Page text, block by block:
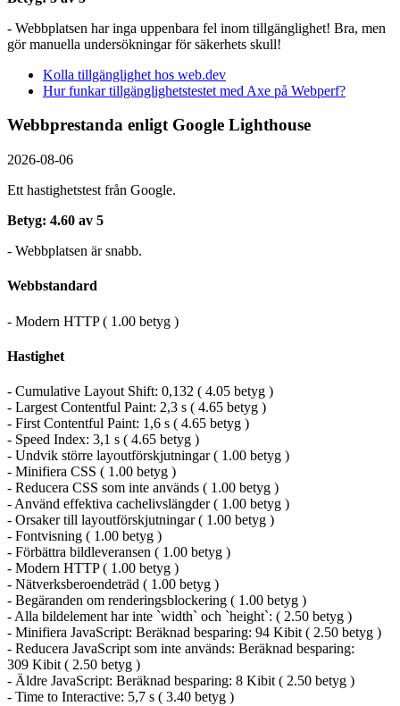
- Webbplatsen har inga uppenbara fel inom tillgänglighet! Bra, men
gör manuella undersökningar för säkerhets skull!
Kolla tillgänglighet hos web.dev
Hur funkar tillgänglighetstestet med Axe på Webperf?
Webbprestanda enligt Google Lighthouse
2026-08-06
Ett hastighetstest från Google.
Betyg: 4.60 av 5
- Webbplatsen är snabb.
Webbstandard
- Modern HTTP ( 1.00 betyg )
Hastighet
- Cumulative Layout Shift: 0,132 ( 4.05 betyg )
- Largest Contentful Paint: 2,3 s ( 4.65 betyg )
- First Contentful Paint: 1,6 s ( 4.65 betyg )
- Speed Index: 3,1 s ( 4.65 betyg )
- Undvik större layoutförskjutningar ( 1.00 betyg )
- Minifiera CSS ( 1.00 betyg )
- Reducera CSS som inte används ( 1.00 betyg )
- Använd effektiva cachelivslängder ( 1.00 betyg )
- Orsaker till layoutförskjutningar ( 1.00 betyg )
- Fontvisning ( 1.00 betyg )
- Förbättra bildleveransen ( 1.00 betyg )
- Modern HTTP ( 1.00 betyg )
- Nätverksberoendeträd ( 1.00 betyg )
- Begäranden om renderingsblockering ( 1.00 betyg )
- Alla bildelement har inte `width` och `height`: ( 2.50 betyg )
- Minifiera JavaScript: Beräknad besparing: 94 Kibit ( 2.50 betyg )
- Reducera JavaScript som inte används: Beräknad besparing:
309 Kibit ( 2.50 betyg )
- Äldre JavaScript: Beräknad besparing: 8 Kibit ( 2.50 betyg )
- Time to Interactive: 5,7 s ( 3.40 betyg )